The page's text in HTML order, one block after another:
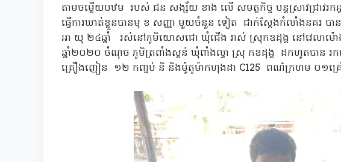
តាមចម្លេីយបឋម របស់ ជន សង្ស័យ ខាង លេី សមត្ថកិច្ច បន្ដស្រាវជ្រាវរក
ធ្វេីការឃាត់ខ្លួនបានមុ ខ សញ្ញា មួយចំនួន ទៀត ជាក់ស្ដែងកំលាំងនគរ
អា យុ ២៤ឆ្នាំ រស់នៅភូមិយោសជោ ឃុំជើង រាស់ ស្រុកឧដុង្គ នៅវេលាម៉ោ
ឆ្នាំ២០២០ ចំណុច ភូមិត្រពាំងស្គន់ ឃុំពាំងល្វា ស្រុ កឧដុង្គ ដកហូតបាន
គ្រឿងញៀន ១២ កញ្ចប់ និ និងម៉ូតូម៉ាកហុងដា C125 ពណ៌ក្រហម ០១គ្